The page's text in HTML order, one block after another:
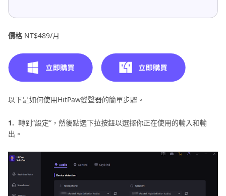
價格 NT$489/月
以下是如何使用HitPaw變聲器的簡單步驟。
1. 轉到“設定”，然後點選下拉按鈕以選擇你正在使用的輸入和輸
出。